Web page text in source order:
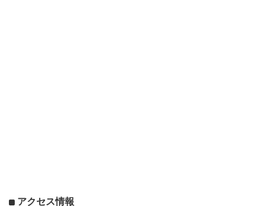
アクセス情報